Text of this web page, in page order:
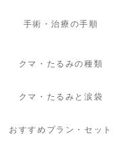
手術・治療の手順
クマ・たるみの種類
クマ・たるみと涙袋
おすすめプラン・セット